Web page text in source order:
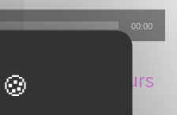
00:00
aux futurs